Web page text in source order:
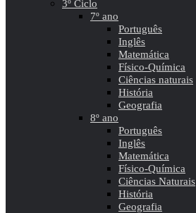
3º Ciclo
7º ano
Português
Inglês
Matemática
Físico-Química
Ciências naturais
História
Geografia
8º ano
Português
Inglês
Matemática
Físico-Química
Ciências Naturais
História
Geografia